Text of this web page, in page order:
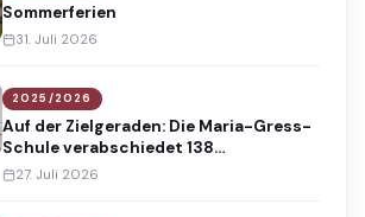
Sommerferien
31. Juli 2026
2025/2026
Auf der Zielgeraden: Die Maria-Gress-
Schule verabschiedet 138
Absolventinnen und Absolventen
27. Juli 2026